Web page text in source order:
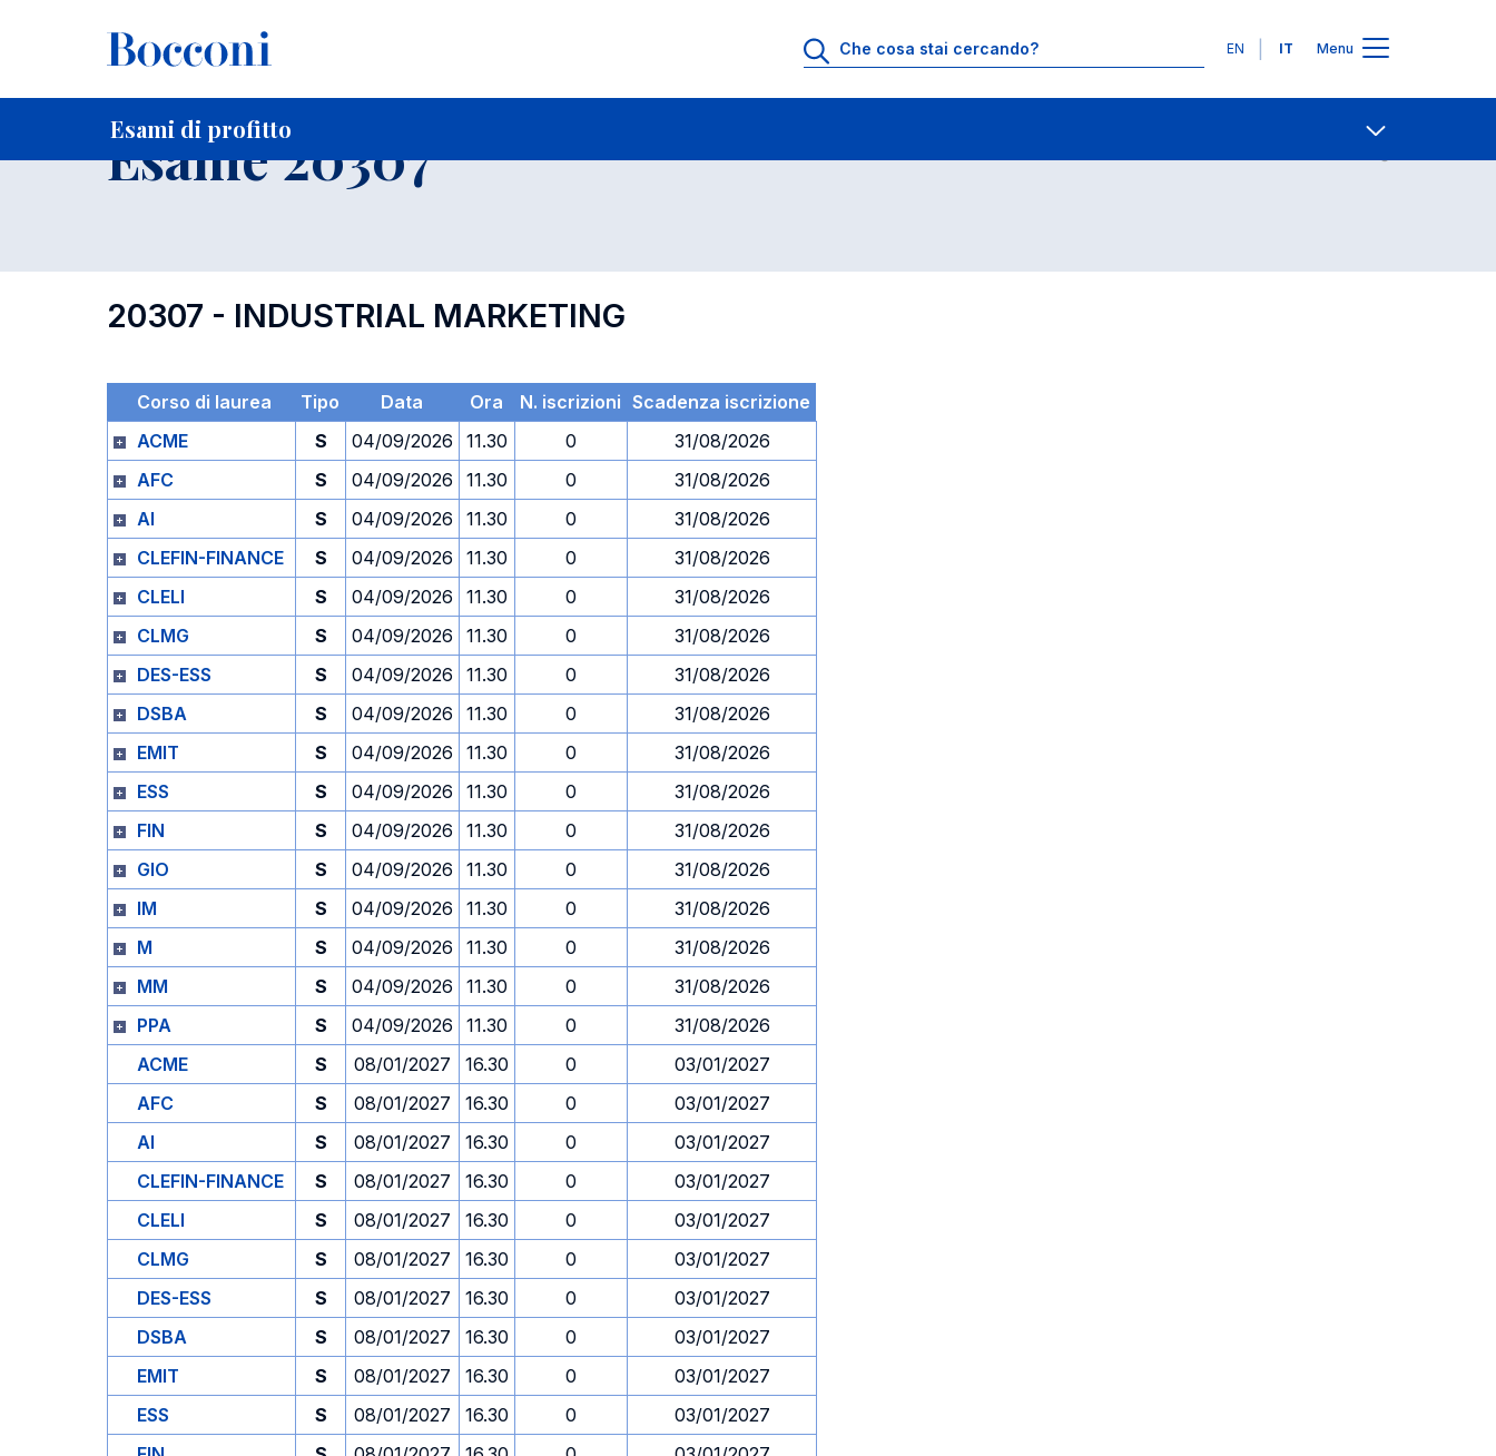
Lingue
EN IT Menu
Esami di profitto
Home Per studenti iscritti Contatti
Esame 20307
20307 - INDUSTRIAL MARKETING
Corso di laurea Tipo Data Ora N. iscrizioni Scadenza iscrizione
ACME
S 04/09/2026 11.30 0
31/08/2026
AFC
S 04/09/2026 11.30 0
31/08/2026
AI
S 04/09/2026 11.30 0
31/08/2026
CLEFIN-FINANCE
S 04/09/2026 11.30 0
31/08/2026
CLELI
S 04/09/2026 11.30 0
31/08/2026
CLMG
S 04/09/2026 11.30 0
31/08/2026
DES-ESS
S 04/09/2026 11.30 0
31/08/2026
DSBA
S 04/09/2026 11.30 0
31/08/2026
EMIT
S 04/09/2026 11.30 0
31/08/2026
ESS
S 04/09/2026 11.30 0
31/08/2026
FIN
S 04/09/2026 11.30 0
31/08/2026
GIO
S 04/09/2026 11.30 0
31/08/2026
IM
S 04/09/2026 11.30 0
31/08/2026
M
S 04/09/2026 11.30 0
31/08/2026
MM
S 04/09/2026 11.30 0
31/08/2026
PPA
S 04/09/2026 11.30 0
31/08/2026
ACME
S 08/01/2027 16.30 0
03/01/2027
AFC
S 08/01/2027 16.30 0
03/01/2027
AI
S 08/01/2027 16.30 0
03/01/2027
CLEFIN-FINANCE
S 08/01/2027 16.30 0
03/01/2027
CLELI
S 08/01/2027 16.30 0
03/01/2027
CLMG
S 08/01/2027 16.30 0
03/01/2027
DES-ESS
S 08/01/2027 16.30 0
03/01/2027
DSBA
S 08/01/2027 16.30 0
03/01/2027
EMIT
S 08/01/2027 16.30 0
03/01/2027
ESS
S 08/01/2027 16.30 0
03/01/2027